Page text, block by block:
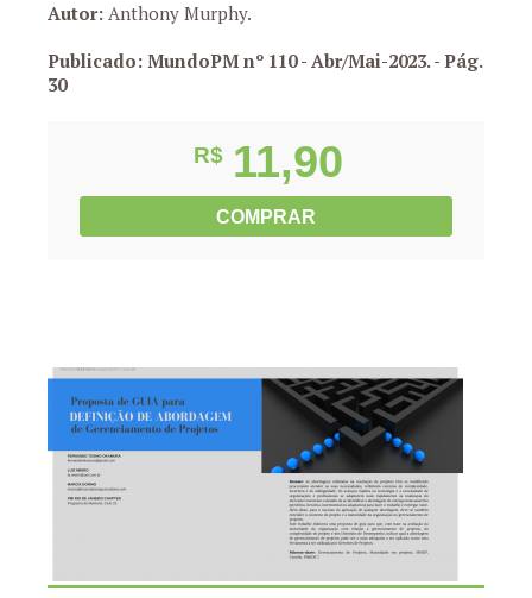
Autor: Anthony Murphy.
Publicado: MundoPM nº 110 - Abr/Mai-2023.- Pág.
30
R$ 11,90
COMPRAR